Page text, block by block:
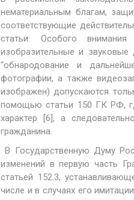
нематериальным благам,
соответствующие
статьи. Особого
изобразительные и
“обнародование и
фотографии, а также
изображен) допускаются
помощью статьи 150 ГК РФ,
характер [6], а
гражданина.
В Государственную Думу
изменений в первую часть
статьей 152.3,
числе и в случаях его